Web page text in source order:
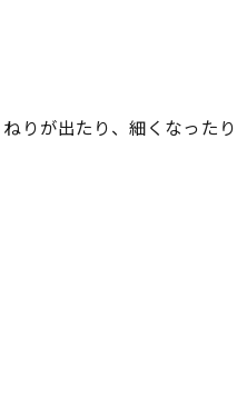
が出たり、細くなった